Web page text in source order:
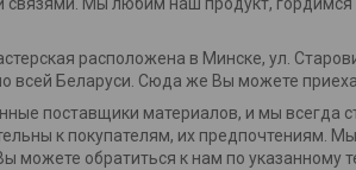
расположена в Минске, ул.
всей Беларуси. Сюда же Вы можете
поставщики материалов, и мы всегда
к покупателям, их предпочтениям.
можете обратиться к нам по указанному